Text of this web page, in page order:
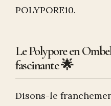
POLYPORE10.
Le Polypore en
fascinante 🌟
Disons-le